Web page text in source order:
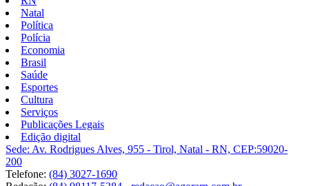
Natal
Política
Polícia
Economia
Brasil
Saúde
Esportes
Cultura
Serviços
Publicações Legais
Edição digital
Sede: Av. Rodrigues Alves, 955 - Tirol, Natal - RN, CEP:59020-
200
Telefone: (84) 3027-1690